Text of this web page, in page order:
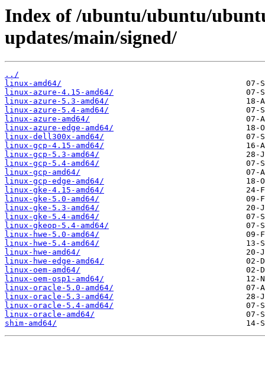
Index of /ubuntu/ubuntu/
updates/main/signed/
../
linux-amd64/
linux-azure-4.15-amd64/
linux-azure-5.3-amd64/
linux-azure-5.4-amd64/
linux-azure-amd64/
linux-azure-edge-amd64/
linux-dell300x-amd64/
linux-gcp-4.15-amd64/
linux-gcp-5.3-amd64/
linux-gcp-5.4-amd64/
linux-gcp-amd64/
linux-gcp-edge-amd64/
linux-gke-4.15-amd64/
linux-gke-5.0-amd64/
linux-gke-5.3-amd64/
linux-gke-5.4-amd64/
linux-gkeop-5.4-amd64/
linux-hwe-5.0-amd64/
linux-hwe-5.4-amd64/
linux-hwe-amd64/
linux-hwe-edge-amd64/
linux-oem-amd64/
linux-oem-osp1-amd64/
linux-oracle-5.0-amd64/
linux-oracle-5.3-amd64/
linux-oracle-5.4-amd64/
linux-oracle-amd64/
shim-amd64/